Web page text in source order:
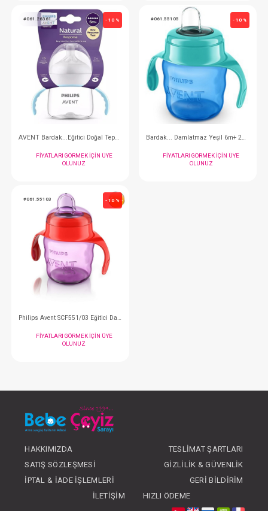
FIYATLARI GÖRMEK IÇIN ÜYE
OLUNUZ
FIYATLARI
#061.26361 - 10 %
FIYATLARI GÖRMEK IÇIN ÜYE
OLUNUZ
#061.55105
#061.55103
FIYATLARI GÖRMEK IÇIN ÜYE
OLUNUZ
HAKKIMIZDA
TESLIMAT ŞARTLARI
SATIŞ SÖZLEŞMESI
GIZLILIK & GÜVENLIK
İPTAL & İADE İŞLEMLERI
GERI BILDIRIM
İLETIŞIM
HIZLI ÖDEME